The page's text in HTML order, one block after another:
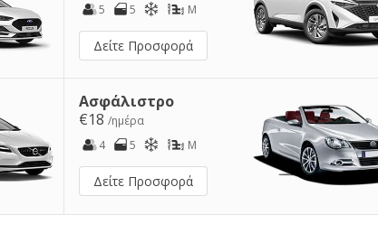
5
5 M
Δείτε Προσφορά
Ασφάλιστρο
€18/ημέρα
4
5 M
Δείτε Προσφορά